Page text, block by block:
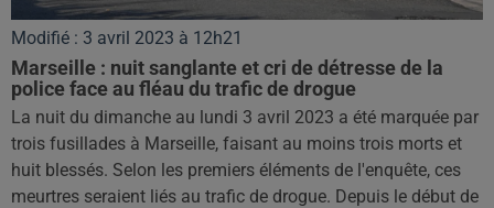
Modifié : 3 avril 2023 à 12h21
Marseille : nuit sanglante et cri de détresse de la
police face au fléau du trafic de drogue
La nuit du dimanche au lundi 3 avril 2023 a été marquée par
trois fusillades à Marseille, faisant au moins trois morts et
huit blessés. Selon les premiers éléments de l'enquête, ces
meurtres seraient liés au trafic de drogue. Depuis le début de